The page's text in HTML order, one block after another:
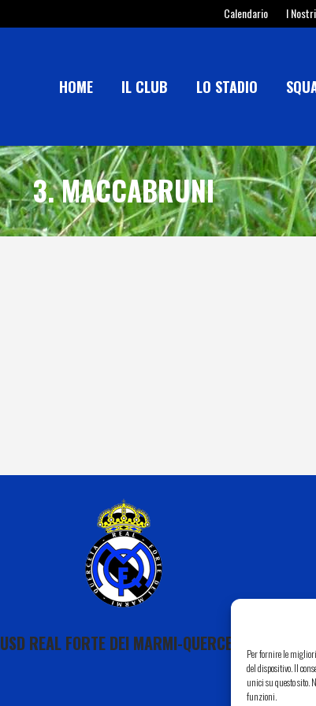
Per fornire le
del dispositivo. Il
unici su questo sito.
funzioni.
Calendario I
HOME IL CLUB LO STADIO
3. MACCABRUNI
USD REAL FORTE DEI MARMI-QUERCETA